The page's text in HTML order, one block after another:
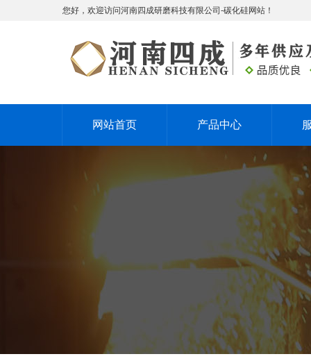
您好，欢迎访问河南四成研磨科技有限公司-碳化硅网站！
网站首页 产品中心